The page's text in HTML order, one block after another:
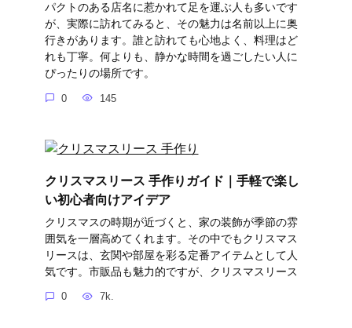
パクトのある店名に惹かれて足を運ぶ人も多いです
が、実際に訪れてみると、その魅力は名前以上に奥
行きがあります。誰と訪れても心地よく、料理はど
れも丁寧。何よりも、静かな時間を過ごしたい人に
ぴったりの場所です。
0 145
クリスマスリース 手作りガイド｜手軽で楽し
い初心者向けアイデア
クリスマスの時期が近づくと、家の装飾が季節の雰
囲気を一層高めてくれます。その中でもクリスマス
リースは、玄関や部屋を彩る定番アイテムとして人
気です。市販品も魅力的ですが、クリスマスリース
0 7k.